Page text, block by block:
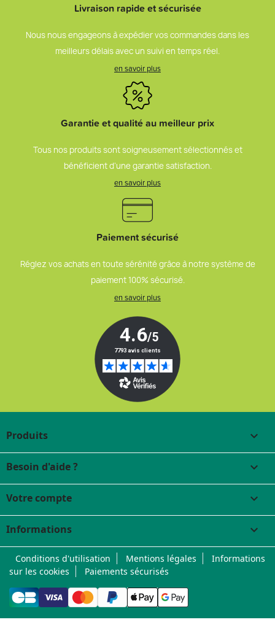
Livraison rapide et sécurisée
Nous nous engageons à expédier vos commandes dans les
meilleurs délais avec un suivi en temps réel.
en savoir plus
Garantie et qualité au meilleur prix
Tous nos produits sont soigneusement sélectionnés et
bénéficient d’une garantie satisfaction.
en savoir plus
Paiement sécurisé
Réglez vos achats en toute sérénité grâce à notre système de
paiement 100% sécurisé.
en savoir plus
Produits 
Besoin d'aide ? 
Votre compte 
Informations keyboard_arrow_down
Conditions d'utilisation Mentions légales
Informations
sur les cookies
Paiements sécurisés